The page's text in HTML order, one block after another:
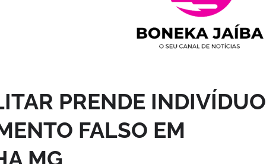
PRENDE INDIVÍDUO
FALSO EM
MG